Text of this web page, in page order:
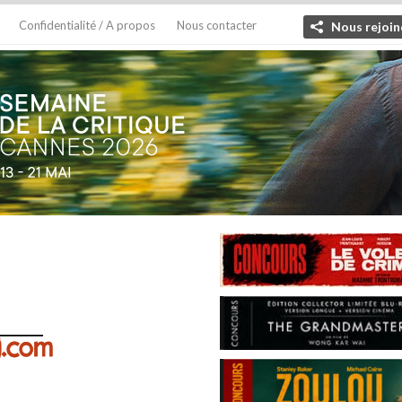
Confidentialité / A propos Nous contacter Nous